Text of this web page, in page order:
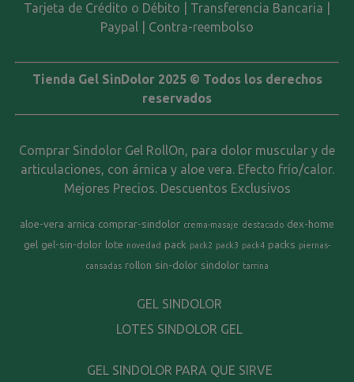
Tarjeta de Crédito o Débito | Transferencia Bancaria |
Paypal | Contra-reembolso
Tienda Gel SinDolor 2025 © Todos los derechos
reservados
Comprar Sindolor Gel RollOn, para dolor muscular y de
articulaciones, con árnica y aloe vera. Efecto frío/calor.
Mejores Precios. Descuentos Exclusivos
aloe-vera arnica comprar-sindolor crema-masaje destacado dex-home
gel gel-sin-dolor lote novedad pack pack2 pack3 pack4 packs piernas-
cansadas rollon sin-dolor sindolor tarrina
GEL SINDOLOR
LOTES SINDOLOR GEL
GEL SINDOLOR PARA QUE SIRVE